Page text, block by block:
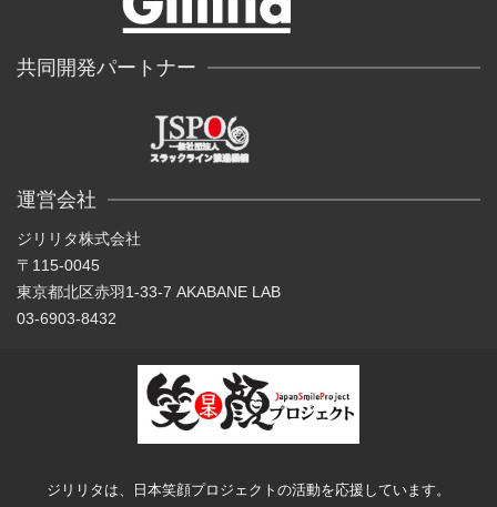
共同開発パートナー
運営会社
ジリリタ株式会社
〒115-0045
東京都北区赤羽1-33-7 AKABANE LAB
03-6903-8432
ジリリタは、日本笑顔プロジェクトの活動を応援しています。